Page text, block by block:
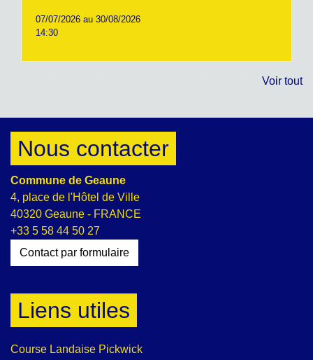
07/07/2026 au 30/08/2026
14:30
Voir tout
Nous contacter
Commune de Geaune
4, place de l'Hôtel de Ville
40320 Geaune - FRANCE
+33 5 58 44 50 27
Contact par formulaire
Liens utiles
Course Landaise Pickwick